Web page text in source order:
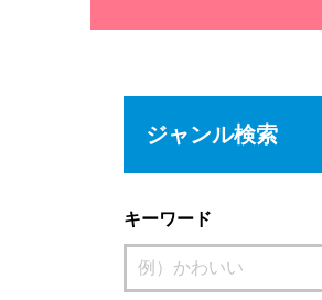
ジャンル検索
キーワード